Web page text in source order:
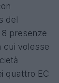
del
8 presenze
cui volesse
quattro EC